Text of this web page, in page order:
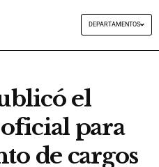
DEPARTAMENTOS
el
para
de cargos